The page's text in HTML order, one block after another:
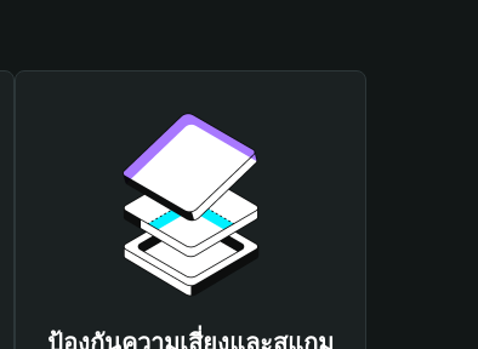
ป้องกันความเสี่ยงและสแกม